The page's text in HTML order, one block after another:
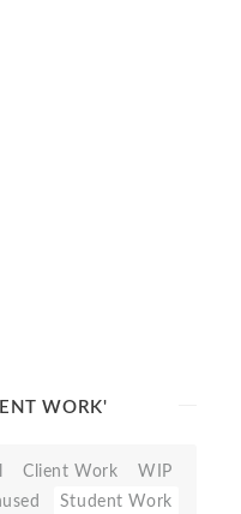
WORK'
Client Work
WIP
Student Work